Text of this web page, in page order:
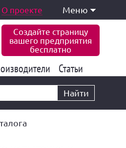
О проекте Меню
Создайте страницу
вашего предприятия
бесплатно
832 6 770
Статьи
Найти